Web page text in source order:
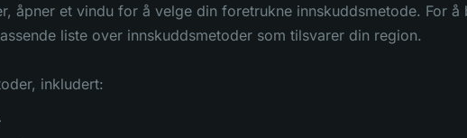
åpner et vindu for å velge din foretrukne innskuddsmetode. For
liste over innskuddsmetoder som tilsvarer din region.
inkludert: